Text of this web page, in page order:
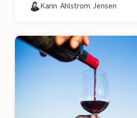
Karin Ahlstrom Jensen